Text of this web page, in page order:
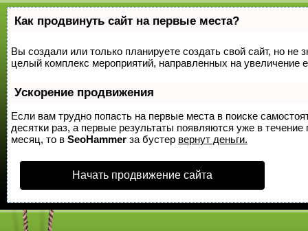
Как продвинуть сайт на первые места?
Вы создали или только планируете создать свой сайт, но не
целый комплекс мероприятий, направленных на увеличение
Ускорение продвижения
Если вам трудно попасть на первые места в поиске
десятки раз, а первые результаты появляются уже в
месяц, то в SeoHammer за бустер вернут деньги.
Начать продвижение сайта